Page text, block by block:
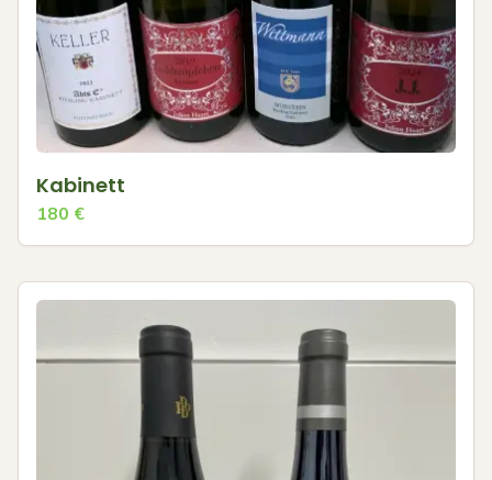
Kabinett
180 €